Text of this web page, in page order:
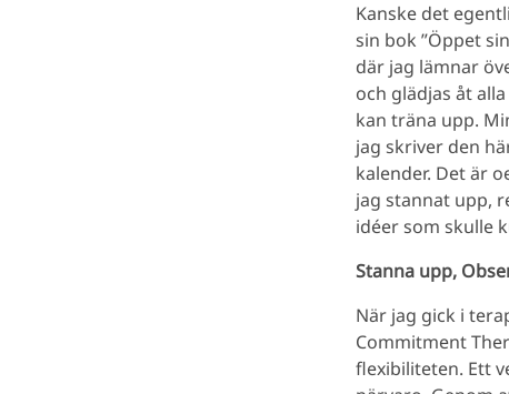
Kanske det
sin bok ”Öppet
där jag lämnar
och glädjas åt
kan träna upp.
jag skriver den
kalender. Det är
jag stannat upp,
idéer som skulle
Stanna upp,
När jag gick i
Commitment
flexibiliteten. Ett